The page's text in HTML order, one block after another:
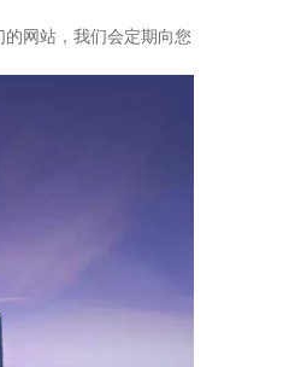
网站，我们会定期向您